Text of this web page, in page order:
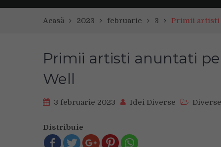
Acasă 2023 februarie 3 Primii artisti
Primii artisti anuntati
Well
3 februarie 2023 Idei Diverse Diverse
Distribuie